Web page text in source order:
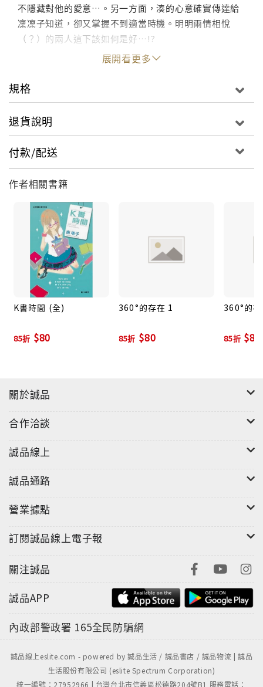
不隱藏對他的愛意…。另一方面，湊的心意確實傳達給
凜凜子知道，卻又掌握不到適當時機。明明兩情相悅
（？）的兩人這下該如何是好…!?
展開看更多
規格
退貨說明
付款/配送
作者相關書籍
K書時間 (全)
85折 $80
360°的存在 1
85折 $80
360°的
85折 $80
關於誠品
合作洽談
誠品線上
誠品通路
營業據點
訂閱誠品線上電子報
關注誠品
誠品APP
內政部警政署 165全民防騙網
誠品線上eslite.com - powered by 誠品生活 / 誠品書店 / 誠品物流 | 誠品
生活股份有限公司 (eslite Spectrum Corporation)
統一編號：27952966 | 台灣台北市信義區松德路204號B1 服務電話：